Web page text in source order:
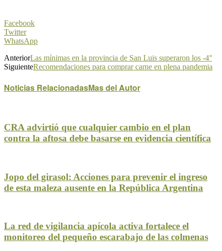
Facebook
Twitter
WhatsApp
AnteriorLas mínimas en la provincia de San Luis superaron los -4°
SiguienteRecomendaciones para comprar carne en plena pandemia
Noticias RelacionadasMas del Autor
CRA advirtió que cualquier cambio en el plan
contra la aftosa debe basarse en evidencia científica
Jopo del girasol: Acciones para prevenir el ingreso
de esta maleza ausente en la República Argentina
La red de vigilancia apícola activa fortalece el
monitoreo del pequeño escarabajo de las colmenas